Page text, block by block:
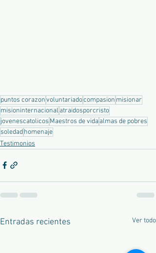
puntos corazonvoluntariadocompasion misionar
misioninternacional atraidosporcristo
jovenescatolicos Maestros de vida almas de pobres
soledadhomenaje
Testimonios
Entradas recientes Ver todo